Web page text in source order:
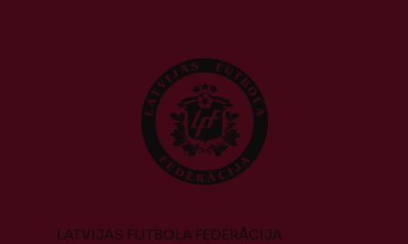
LATVIJAS FUTBOLA FEDERĀCIJA